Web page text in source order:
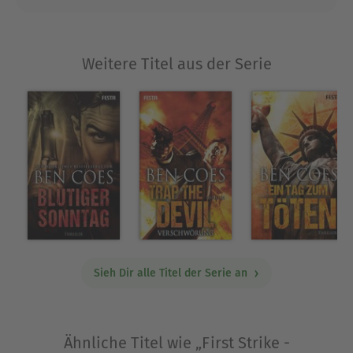
mitreißend und realistisch schildern können, und
er wird immer besser!'
Über Ben Coes
Der us-amerikanische Bestsellerautor Ben Coes
schreibt Action-Thriller vom Feinsten. Er begann
seine Karriere im öffentlichen Dienst, arbeitete
u.a. im Weißen Haus unter Präsident Ronald
Reagan.
Weitere Titel aus der Serie
Sieh Dir alle Titel der Serie an
Ähnliche Titel wie „First Strike -